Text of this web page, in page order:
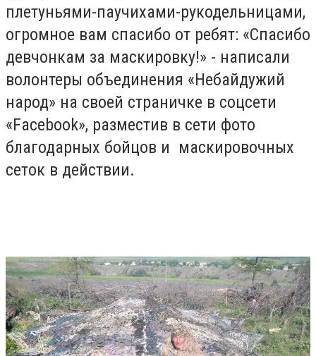
плетуньями-паучихами-рукодельницами,
огромное вам спасибо от ребят: «Спасибо
девчонкам за маскировку!» - написали
волонтеры объединения «Небайдужий
народ» на своей страничке в соцсети
«Facebook», разместив в сети фото
благодарных бойцов и маскировочных
сеток в действии.